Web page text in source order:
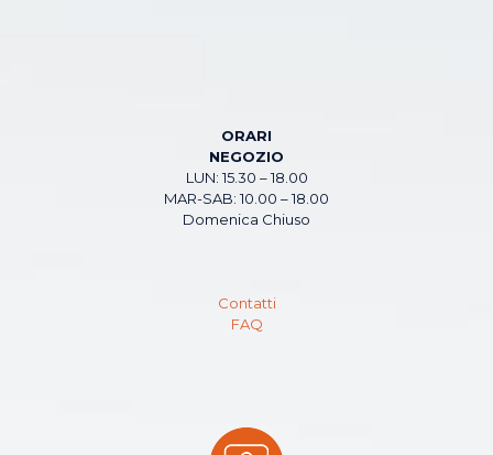
ORARI
NEGOZIO
LUN: 15.30 – 18.00
MAR-SAB: 10.00 – 18.00
Domenica Chiuso
Contatti
FAQ